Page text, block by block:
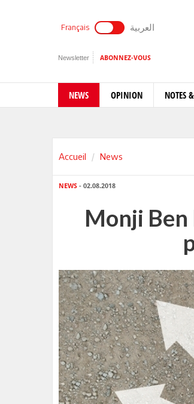
Français العربية
Newsletter ABONNEZ-VOUS
NEWS OPINION NOTES
Accueil News
NEWS - 02.08.2018
Monji Ben